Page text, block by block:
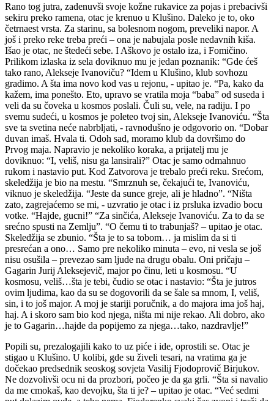
Rano tog jutra, zadenuvši svoje kožne rukavice za pojas i prebacivši
sekiru preko ramena, otac je krenuo u Klušino. Daleko je to, oko
četrnaest vrsta. Za starinu, sa bolesnom nogom, preveliki napor. A
još i preko reke treba preći – ona je nabujala posle nedavnih kiša.
Išao je otac, ne štedeći sebe. I Aškovo je ostalo iza, i Fomičino.
Prilikom izlaska iz sela doviknuo mu je jedan poznanik: “Gde ćeš
tako rano, Alekseje Ivanoviču? “Idem u Klušino, klub sovhozu
gradimo. A šta ima novo kod vas u rejonu, - upitao je. “Pa, kako da
kažem, ima ponešto. Eto, upravo se vratila moja “baba” od suseda i
veli da su čoveka u kosmos poslali. Čuli su, vele, na radiju. I po
svemu sudeći, u kosmos je poleteo tvoj sin, Alekseje Ivanoviću. “Šta
sve ta svetina neće nabrbljati, - ravnodušno je odgovorio on. “Dobar
duvan imaš. Hvala ti. Odoh sad, moramo klub da dovršimo do
Prvog maja. Napravio je nekoliko koraka, a prijatelj mu je
doviknuo: “I, veliš, nisu ga lansirali?” Otac je samo odmahnuo
rukom i nastavio put. Kod Zatvorova je trebalo preći reku. Srećom,
skeledžija je bio na mestu. “Smrznuh se, čekajući te, Ivanoviću,
viknuo je skeledžija. “Jeste da sunce greje, ali je hladno”. “Ništa
zato, zagrejaćemo se mi, - uzvratio je otac i iz prsluka izvadio bocu
votke. “Hajde, gucni!” “Za sinčića, Alekseje Ivanoviću. Za to da se
srećno spusti na Zemlju”. “O čemu ti to trabunjaš? – upitao je otac.
Skeledžija se zbunio. “Šta je to sa tobom… ja mislim da si ti
presrećan a ono… Samo pre nekoliko minuta – evo, ni vesla se još
nisu osušila – prevezao sam ljude na drugu obalu. Oni pričaju –
Gagarin Jurij Aleksejevič, major po činu, leti u kosmosu. “U
kosmosu, veliš…šta je tebi, čudio se otac i nastavio: “Šta je jutros
ovim ljudima, kao da su se dogovorili da se šale sa mnom, I, veliš,
sin, i to još major. A moj je stariji poručnik, a do majora ima još haj,
haj. A i skoro sam bio kod njega, ništa mi nije rekao. Ali dobro, ako
je to Gagarin…hajde da popijemo za njega…tako, nazdravlje!”
Popili su, prezalogajili kako to uz piće i ide, oprostili se. Otac je
stigao u Klušino. U kolibi, gde su živeli tesari, na vratima ga je
dočekao predsednik seoskog sovjeta Vasilij Fjodoprovič Birjukov.
Ne dozvolivši ocu ni da prozbori, počeo je da ga grli. “Šta si navalio
da me cmokaš, kao devojku, šta ti je? – upitao je otac. “Već sedmi